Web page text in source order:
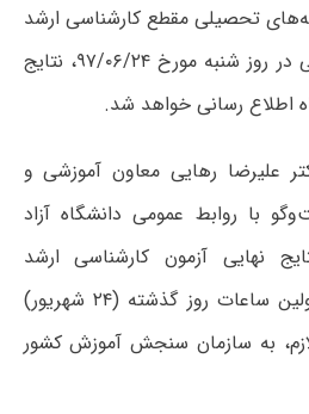
تحصیلی مقطع کارشناسی ارشد
از سوی دانشگاه آزاداسلامی در روز شنبه مورخ ۹۷/۰۶/۲۴، نتایج
علیرضا رهایی معاون آموزشی و
با روابط عمومی دانشگاه آزاد
نهایی آزمون کارشناسی ارشد
دانشگاه آزاد اسلامی در اولین ساعات روز گذشته (۲۴ شهریور)
به سازمان سنجش آموزش کشور